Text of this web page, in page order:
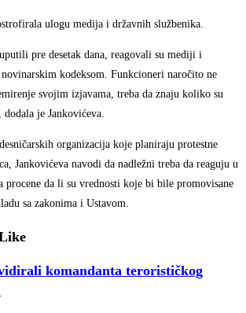
ulogu medija i državnih službenika.
pre desetak dana, reagovali su mediji i
kodeksom. Funkcioneri naročito ne
svojim izjavama, treba da znaju koliko su
je Jankovićeva.
organizacija koje planiraju protestne
Jankovićeva navodi da nadležni treba da reaguju u
procene da li su vrednosti koje bi bile promovisane
sa zakonima i Ustavom.
komandanta terorističkog